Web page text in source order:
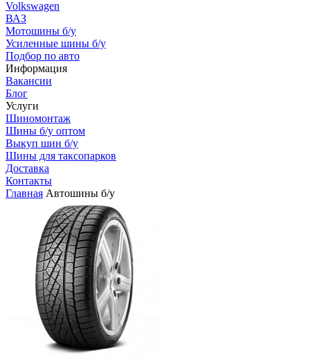
Volkswagen
ВАЗ
Мотошины б/у
Усиленные шины б/у
Подбор по авто
Информация
Вакансии
Блог
Услуги
Шиномонтаж
Шины б/у оптом
Выкуп шин б/у
Шины для таксопарков
Доставка
Контакты
Главная Автошины б/у